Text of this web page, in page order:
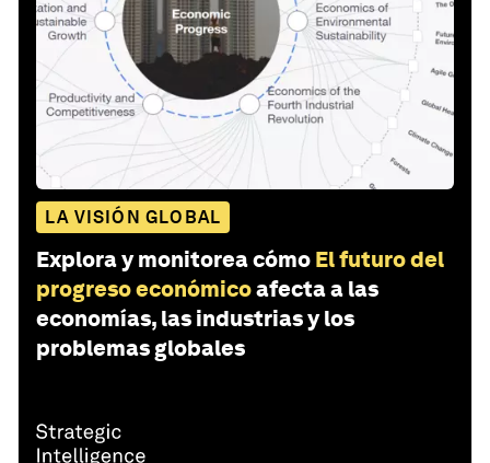
LA VISIÓN GLOBAL
Explora y monitorea cómo El futuro del
progreso económicoafecta a las
economías, las industrias y los
problemas globales